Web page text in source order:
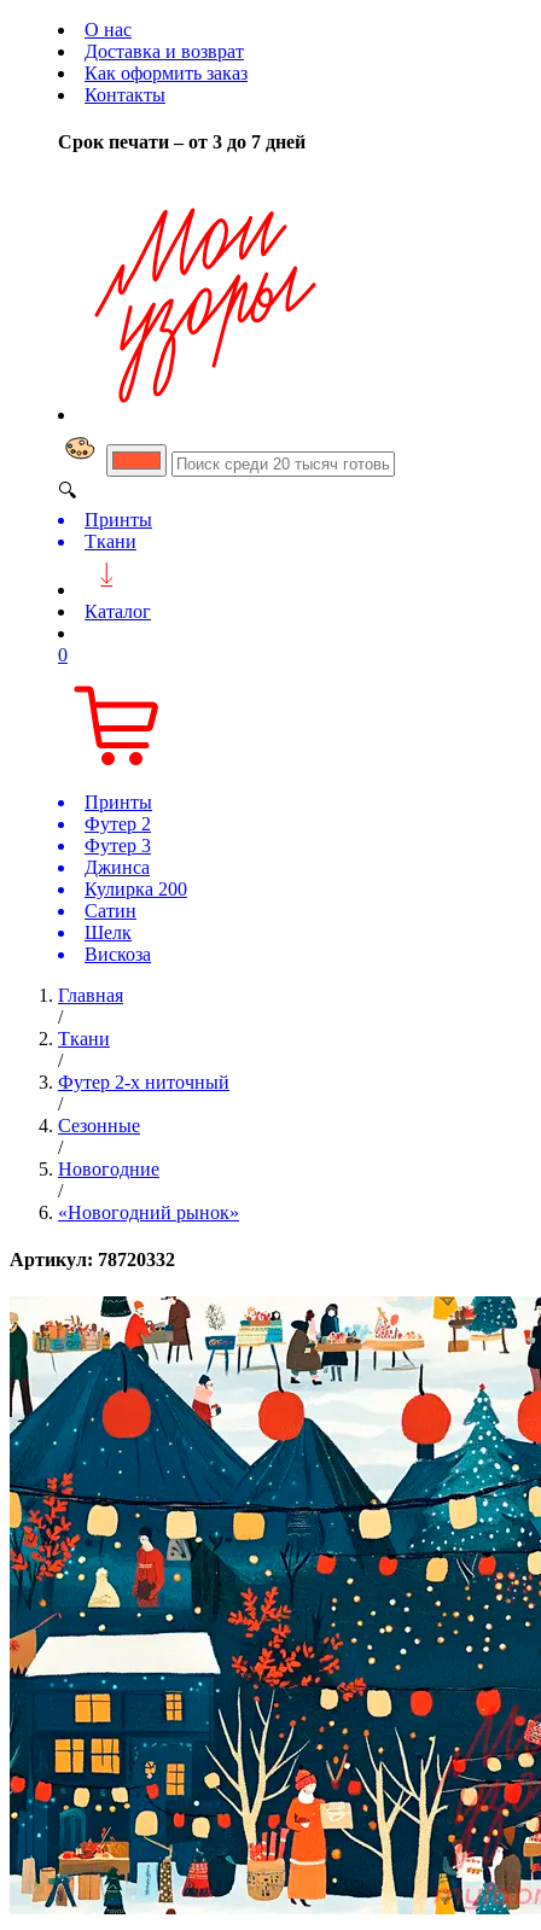
О нас
Доставка и возврат
Как оформить заказ
Контакты
Срок печати – от 3 до 7 дней
🔍
Принты
Ткани
Каталог
0
Принты
Футер 2
Футер 3
Джинса
Кулирка 200
Сатин
Шелк
Вискоза
Главная
/
Ткани
/
Футер 2-х ниточный
/
Сезонные
/
Новогодние
/
«Новогодний рынок»
Артикул: 78720332